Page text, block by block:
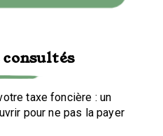
taxe foncière : un
pour ne pas la payer